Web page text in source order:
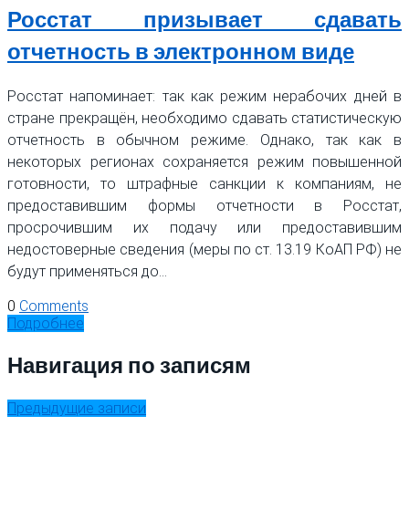
Росстат призывает сдавать
отчетность в электронном виде
Росстат напоминает: так как режим нерабочих дней в
стране прекращён, необходимо сдавать статистическую
отчетность в обычном режиме. Однако, так как в
некоторых регионах сохраняется режим повышенной
готовности, то штрафные санкции к компаниям, не
предоставившим формы отчетности в Росстат,
просрочившим их подачу или предоставившим
недостоверные сведения (меры по ст. 13.19 КоАП РФ) не
будут применяться до…
0 Comments
Подробнее
Навигация по записям
Предыдущие записи